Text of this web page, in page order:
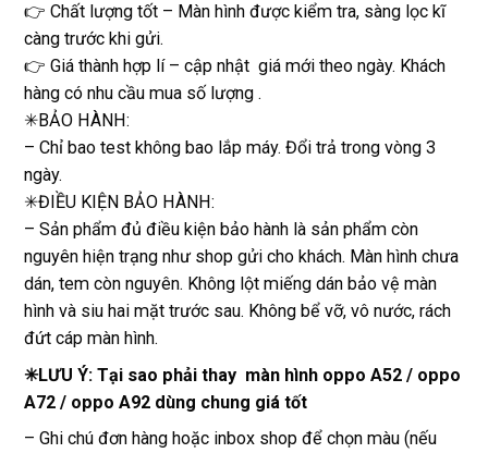
👉 Chất lượng tốt – Màn hình được kiểm tra, sàng lọc kĩ
càng trước khi gửi.
👉 Giá thành hợp lí – cập nhật giá mới theo ngày. Khách
hàng có nhu cầu mua số lượng .
✳BẢO HÀNH:
– Chỉ bao test không bao lắp máy. Đổi trả trong vòng 3
ngày.
✳ĐIỀU KIỆN BẢO HÀNH:
– Sản phẩm đủ điều kiện bảo hành là sản phẩm còn
nguyên hiện trạng như shop gửi cho khách. Màn hình chưa
dán, tem còn nguyên. Không lột miếng dán bảo vệ màn
hình và siu hai mặt trước sau. Không bể vỡ, vô nước, rách
đứt cáp màn hình.
✳LƯU Ý: Tại sao phải thay màn hình oppo A52 / oppo
A72 / oppo A92 dùng chung giá tốt
– Ghi chú đơn hàng hoặc inbox shop để chọn màu (nếu